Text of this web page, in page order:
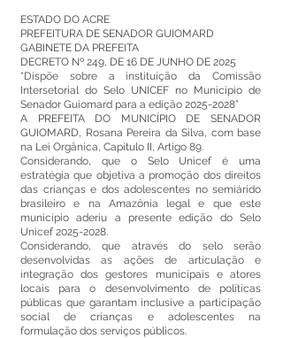
ESTADO DO ACRE
PREFEITURA DE SENADOR GUIOMARD
GABINETE DA PREFEITA
DECRETO Nº 249, DE 16 DE JUNHO DE 2025
“Dispõe sobre a instituição da Comissão
Intersetorial do Selo UNICEF no Município de
Senador Guiomard para a edição 2025-2028”
A PREFEITA DO MUNICÍPIO DE SENADOR
GUIOMARD, Rosana Pereira da Silva, com base
na Lei Orgânica, Capítulo II, Artigo 89.
Considerando, que o Selo Unicef é uma
estratégia que objetiva a promoção dos direitos
das crianças e dos adolescentes no semiárido
brasileiro e na Amazônia legal e que este
município aderiu a presente edição do Selo
Unicef2025-2028.
Considerando, que através do selo serão
desenvolvidas as ações de articulação e
integração dos gestores municipais e atores
locais para o desenvolvimento de políticas
públicas que garantam inclusive a participação
social de crianças e adolescentes na
formulação dos serviços públicos.